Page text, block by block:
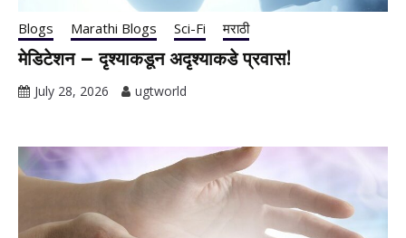
Blogs Marathi Blogs Sci-Fi मराठी
मेडिटेशन – दृश्याकडून अदृश्याकडे प्रवास!
July 28, 2026 ugtworld